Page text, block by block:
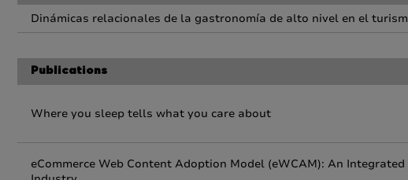
Dinámicas relacionales de la gastronomía de alto nivel en el
Publications
Where you sleep tells what you care about
eCommerce Web Content Adoption Model (eWCAM): An